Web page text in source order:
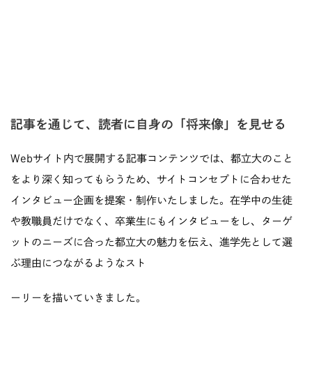
記事を通じて、読者に自身の「将来像」を見せる
Webサイト内で展開する記事コンテンツでは、都立大のこと
をより深く知ってもらうため、サイトコンセプトに合わせた
インタビュー企画を提案・制作いたしました。在学中の生徒
や教職員だけでなく、卒業生にもインタビューをし、ターゲ
ットのニーズに合った都立大の魅力を伝え、進学先として選
ぶ理由につながるようなスト
ーリーを描いていきました。